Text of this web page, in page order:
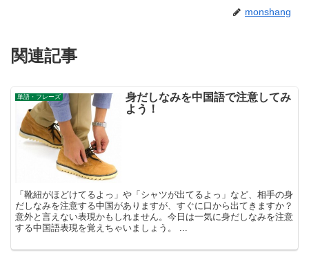
monshang
関連記事
単語・フレーズ
身だしなみを中国語で注意してみ
よう！
「靴紐がほどけてるよっ」や「シャツが出てるよっ」など、相手の身
だしなみを注意する中国がありますが、すぐに口から出てきますか？
意外と言えない表現かもしれません。今日は一気に身だしなみを注意
する中国語表現を覚えちゃいましょう。 ...